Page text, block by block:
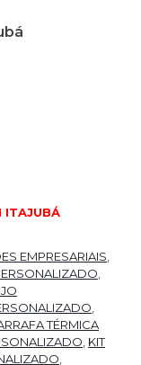
ITAJUBÁ
EMPRESARIAIS
TÉRMICA
KIT